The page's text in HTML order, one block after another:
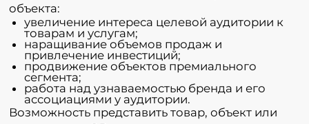
объекта:
увеличение интереса целевой аудитории к
товарам и услугам;
наращивание объемов продаж и
привлечение инвестиций;
продвижение объектов премиального
сегмента;
работа над узнаваемостью бренда и его
ассоциациями у аудитории.
Возможность представить товар, объект или